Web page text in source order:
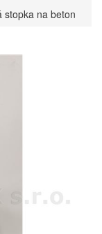
stopka na beton